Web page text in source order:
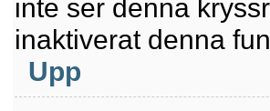
inte ser denna
inaktiverat denna
Upp